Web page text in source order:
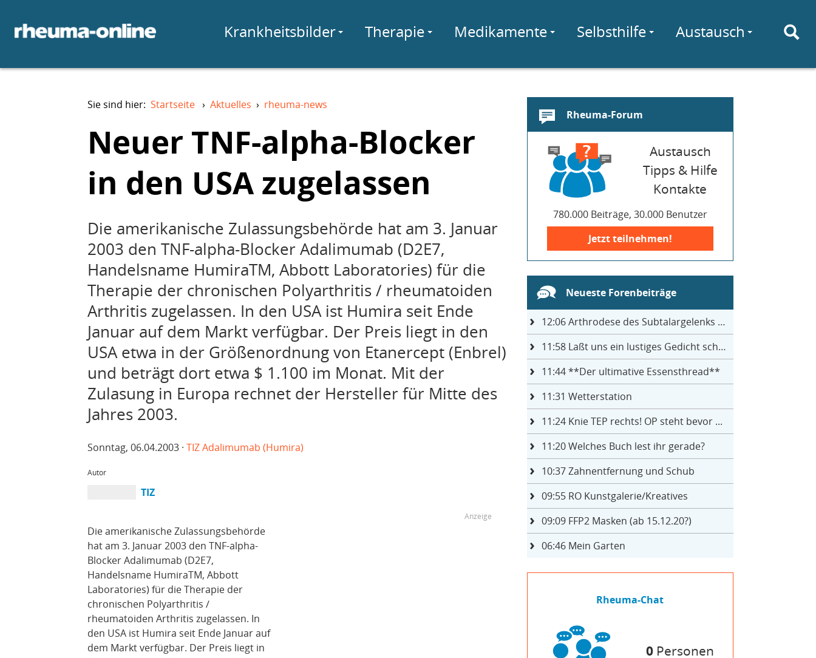
Krankheitsbilder Therapie Medikamente Selbsthilfe Austausch
Sie sind hier: Startseite › Aktuelles › rheuma-news
Neuer TNF-alpha-Blocker
in den USA zugelassen
Die amerikanische Zulassungsbehörde hat am 3. Januar
2003 den TNF-alpha-Blocker Adalimumab (D2E7,
Handelsname HumiraTM, Abbott Laboratories) für die
Therapie der chronischen Polyarthritis / rheumatoiden
Arthritis zugelassen. In den USA ist Humira seit Ende
Januar auf dem Markt verfügbar. Der Preis liegt in den
USA etwa in der Größenordnung von Etanercept (Enbrel)
und beträgt dort etwa $ 1.100 im Monat. Mit der
Zulasung in Europa rechnet der Hersteller für Mitte des
Jahres 2003.
Sonntag, 06.04.2003 · TIZ Adalimumab (Humira)
Autor
TIZ
Die amerikanische Zulassungsbehörde
hat am 3. Januar 2003 den TNF-alpha-
Blocker Adalimumab (D2E7,
Handelsname HumiraTM, Abbott
Laboratories) für die Therapie der
chronischen Polyarthritis /
rheumatoiden Arthritis zugelassen. In
den USA ist Humira seit Ende Januar auf
dem Markt verfügbar. Der Preis liegt in
Rheuma-Forum
Austausch
Tipps & Hilfe
Kontakte
780.000 Beiträge, 30.000 Benutzer
Jetzt teilnehmen!
Neueste Forenbeiträge
12:06Arthrodese des Subtalargelenks mit 27
11:58Laßt uns ein lustiges Gedicht schreiben- jeder einen Satz
11:44**Der ultimative Essensthread**
11:31 Wetterstation
11:24Knie TEP rechts! OP steht bevor ...
11:20Welches Buch lest ihr gerade?
10:37Zahnentfernung und Schub
09:55RO Kunstgalerie/Kreatives
09:09FFP2 Masken (ab 15.12.20?)
06:46Mein Garten
Rheuma-Chat
0 Personen